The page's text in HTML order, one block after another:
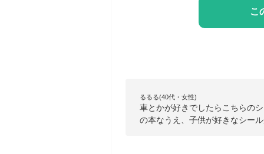
こ
るるる(40代・女性)
車とかが好きでしたらこちらの
の本なうえ、子供が好きなシー